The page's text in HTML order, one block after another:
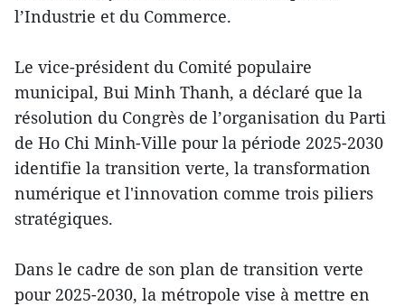
l’Industrie et du Commerce.
Le vice-président du Comité populaire
municipal, Bui Minh Thanh, a déclaré que la
résolution du Congrès de l’organisation du Parti
de Ho Chi Minh-Ville pour la période 2025-2030
identifie la transition verte, la transformation
numérique et l'innovation comme trois piliers
stratégiques.
Dans le cadre de son plan de transition verte
pour 2025-2030, la métropole vise à mettre en